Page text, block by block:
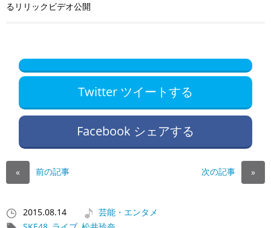
るリリックビデオ公開
Twitter ツイートする
Facebook シェアする
« 前の記事 次の記事 »
2015.08.14
芸能・エンタメ